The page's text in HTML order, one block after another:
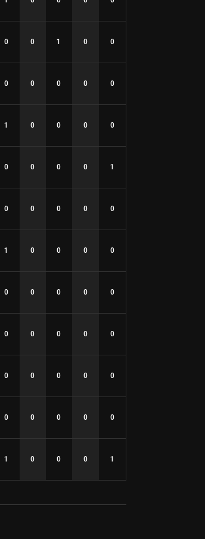
0 0 1 0 0
0 0 0 0 0
1 0 0 0 0
0 0 0 0 1
0 0 0 0 0
1 0 0 0 0
0 0 0 0 0
0 0 0 0 0
0 0 0 0 0
0 0 0 0 0
1 0 0 0 1